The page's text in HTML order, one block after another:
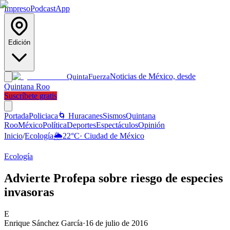
ImpresoPodcastApp
Edición
QuintaFuerzaNoticias de México, desde
Quintana Roo
Suscríbete gratis
PortadaPoliciaca 🌀 HuracanesSismosQuintana
RooMéxicoPolíticaDeportesEspectáculosOpinión
Inicio/Ecología🌦️22°C· Ciudad de México
Ecología
Advierte Profepa sobre riesgo de especies
invasoras
E
Enrique Sánchez García·16 de julio de 2016